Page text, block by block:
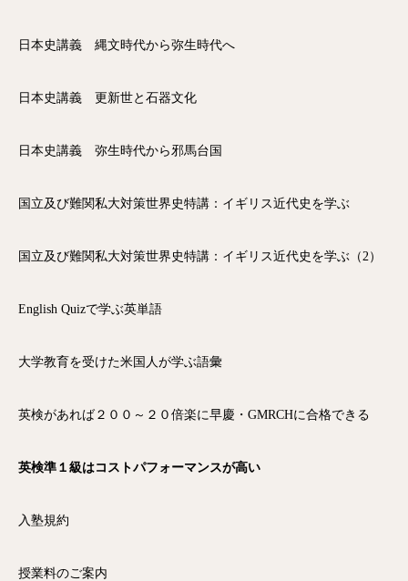
日本史講義 縄文時代から弥生時代へ
日本史講義 更新世と石器文化
日本史講義 弥生時代から邪馬台国
国立及び難関私大対策世界史特講：イギリス近代史を学ぶ
国立及び難関私大対策世界史特講：イギリス近代史を学ぶ（2）
English Quizで学ぶ英単語
大学教育を受けた米国人が学ぶ語彙
英検があれば２００～２０倍楽に早慶・GMRCHに合格できる
英検準１級はコストパフォーマンスが高い
入塾規約
授業料のご案内